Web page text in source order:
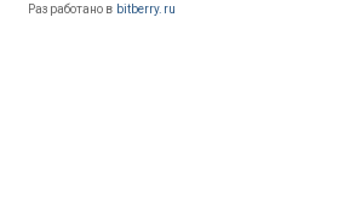
Разработано в bitberry.ru